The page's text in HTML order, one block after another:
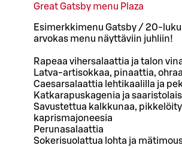
Great Gatsby menu Plaza
Esimerkkimenu Gatsby / 20-
arvokas menu näyttäviin juhliin!
Rapeaa vihersalaattia ja talon
Latva-artisokkaa, pinaattia,
Caesarsalaattia lehtikaalilla ja
Katkarapuskagenia ja
Savustettua kalkkunaa,
kaprismajoneesia
Perunasalaattia
Sokerisuolattua lohta ja